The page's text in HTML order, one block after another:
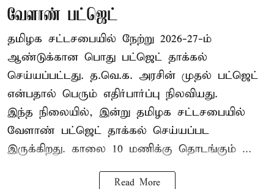
வேளாண் பட்ஜெட்
தமிழக சட்டசபையில் நேற்று 2026-27-ம்
ஆண்டுக்கான பொது பட்ஜெட் தாக்கல்
செய்யப்பட்டது. த.வெ.க. அரசின் முதல் பட்ஜெட்
என்பதால் பெரும் எதிர்பார்ப்பு நிலவியது.
இந்த நிலையில், இன்று தமிழக சட்டசபையில்
வேளாண் பட்ஜெட் தாக்கல் செய்யப்பட
இருக்கிறது. காலை 10 மணிக்கு தொடங்கும் ...
Read More